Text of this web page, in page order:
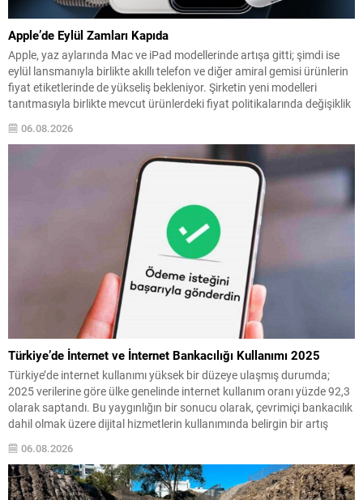
Apple’de Eylül Zamları Kapıda
Apple, yaz aylarında Mac ve iPad modellerinde artışa gitti; şimdi ise
eylül lansmanıyla birlikte akıllı telefon ve diğer amiral gemisi ürünlerin
fiyat etiketlerinde de yükseliş bekleniyor. Şirketin yeni modelleri
tanıtmasıyla birlikte mevcut ürünlerdeki fiyat politikalarında değişiklik
fiyatları dikkat çekici şekilde yükselebilir; bunun...
06.08.2026
Türkiye’de İnternet ve İnternet Bankacılığı Kullanımı 2025
Türkiye’de internet kullanımı yüksek bir düzeye ulaşmış durumda;
2025 verilerine göre ülke genelinde internet kullanım oranı yüzde 92,3
olarak saptandı. Bu yaygınlığın bir sonucu olarak, çevrimiçi bankacılık
dahil olmak üzere dijital hizmetlerin kullanımında belirgin bir artış
gözleniyor. Son yıllarda mobil cihazların ve bankaların dijital
çözümlerinin yaygınlaşması, bankacılık işlemlerinin daha hızlı...
06.08.2026